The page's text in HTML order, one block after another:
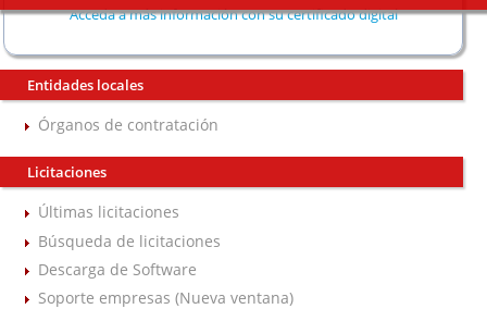
Acceda a más información con su certificado digital
Entidades locales
Órganos de contratación
Licitaciones
Últimas licitaciones
Búsqueda de licitaciones
Descarga de Software
Soporte empresas (Nueva ventana)